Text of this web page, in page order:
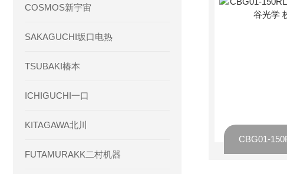
COSMOS新宇宙
SAKAGUCHI坂口电热
TSUBAKI椿本
ICHIGUCHI一口
KITAGAWA北川
FUTAMURAKK二村机器